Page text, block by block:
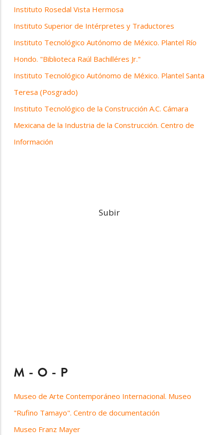
Instituto Rosedal Vista Hermosa
Instituto Superior de Intérpretes y Traductores
Instituto Tecnológico Autónomo de México. Plantel Río
Hondo. "Biblioteca Raúl Bachilléres Jr."
Instituto Tecnológico Autónomo de México. Plantel Santa
Teresa (Posgrado)
Instituto Tecnológico de la Construcción A.C. Cámara
Mexicana de la Industria de la Construcción. Centro de
Información
Subir
M - O - P
Museo de Arte Contemporáneo Internacional. Museo
"Rufino Tamayo". Centro de documentación
Museo Franz Mayer